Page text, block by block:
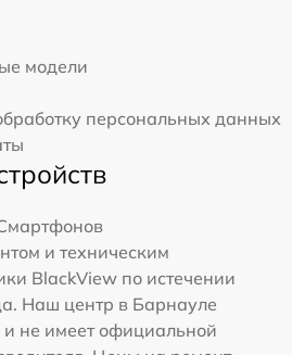
модели
персональных данных
и техническим
BlackView по истечении
Наш центр в Барнауле
и не имеет официальной